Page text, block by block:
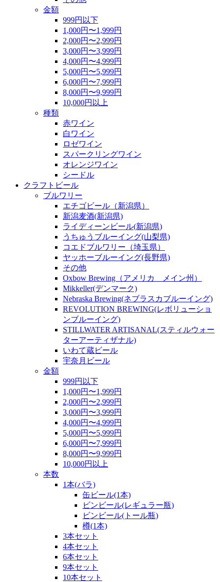
金額
999円以下
1,000円〜1,999円
2,000円〜2,999円
3,000円〜3,999円
4,000円〜4,999円
5,000円〜5,999円
6,000円〜7,999円
8,000円〜9,999円
10,000円以上
種類
赤ワイン
白ワイン
ロゼワイン
スパークリングワイン
オレンジワイン
シードル
クラフトビール
ブルワリー
エチゴビール（新潟県）
新潟麦酒(新潟県)
ライディーンビール(新潟県)
うちゅうブルーイング(山梨県)
コエドブルワリー（埼玉県）
ヤッホーブルーイング(長野県)
その他
Oxbow Brewing（アメリカ メイン州）
Mikkeller(デンマーク)
Nebraska Brewing(ネブラスカブルーイング)
REVOLUTION BREWING(レボリューショ
ンブルーイング)
STILLWATER ARTISANAL(スティルウォー
ターアーティザナル)
いわて蔵ビール
宇奈月ビール
金額
999円以下
1,000円〜1,999円
2,000円〜2,999円
3,000円〜3,999円
4,000円〜4,999円
5,000円〜5,999円
6,000円〜7,999円
8,000円〜9,999円
10,000円以上
本数
1本(バラ)
缶ビール(1本)
ビンビール(レギュラー瓶)
ビンビール(トール瓶)
樽(1本)
3本セット
4本セット
6本セット
9本セット
10本セット